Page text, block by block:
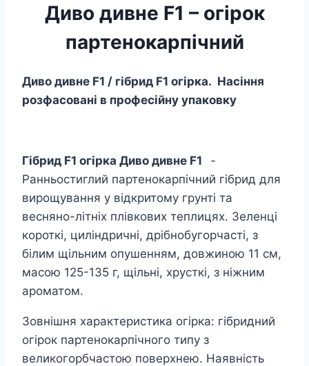
Диво дивне F1 – огірок
партенокарпічний
Диво дивне F1 / гібрид F1 огірка. Насіння
розфасовані в професійну упаковку
Гібрид F1 огірка Диво дивне F1 -
Ранньостиглий партенокарпічний гібрид для
вирощування у відкритому грунті та
весняно-літніх плівкових теплицях. Зеленці
короткі, циліндричні, дрібнобугорчасті, з
білим щільним опушенням, довжиною 11 см,
масою 125-135 г, щільні, хрусткі, з ніжним
ароматом.
Зовнішня характеристика огірка: гібридний
огірок партенокарпічного типу з
великогорбчастою поверхнею. Наявність